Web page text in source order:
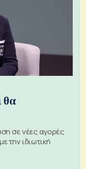
θα
σε νέες αγορές
την ιδιωτική